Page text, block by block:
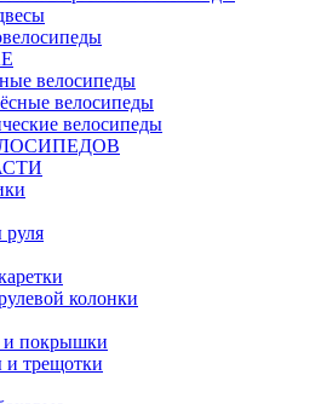
велосипеды
велосипеды
велосипеды
колонки
покрышки
и трещотки